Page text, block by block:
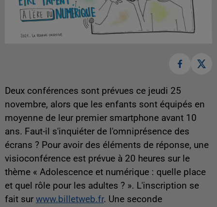
Deux conférences sont prévues ce jeudi 25
novembre, alors que les enfants sont équipés en
moyenne de leur premier smartphone avant 10
ans. Faut-il s'inquiéter de l'omniprésence des
écrans ? Pour avoir des éléments de réponse, une
visioconférence est prévue à 20 heures sur le
thème « Adolescence et numérique : quelle place
et quel rôle pour les adultes ? ». L'inscription se
fait sur www.billetweb.fr. Une seconde